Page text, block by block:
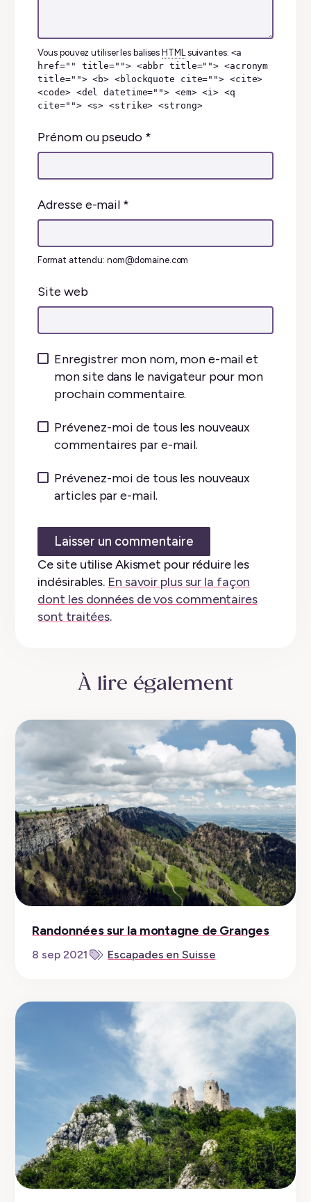
Vous pouvez utiliser les balises HTMLsuivantes: <a
href="" title=""> <abbr title=""> <acronym
title=""> <b> <blockquote cite=""> <cite>
<code> <del datetime=""> <em> <i> <q
cite=""> <s> <strike> <strong>
Prénom ou pseudo *
Adresse e-mail *
Format attendu: nom@domaine.com
Site web
Enregistrer mon nom, mon e-mail et
mon site dans le navigateur pour mon
prochain commentaire.
Prévenez-moi de tous les nouveaux
commentaires par e-mail.
Prévenez-moi de tous les nouveaux
articles par e-mail.
Ce site utilise Akismet pour réduire les
indésirables. En savoir plus sur la façon
dont les données de vos commentaires
sont traitées.
À lire également
Randonnées sur la montagne de Granges
8 sep 2021 Escapades en Suisse